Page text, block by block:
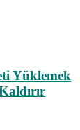
Yüklemek